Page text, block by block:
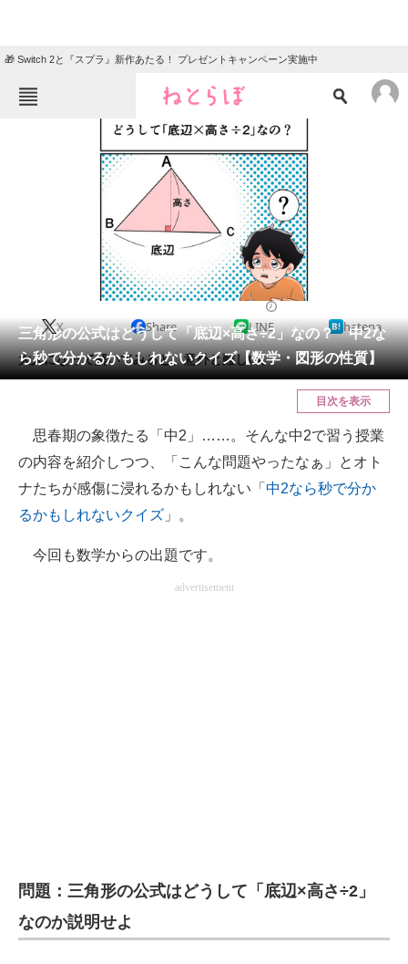
🎁 Switch 2と『スプラ』新作あたる！ プレゼントキャンペーン実施中
ねとらぼメニュー
ニュース
クイズ
地域
教育・育児
リサーチ
会員記事
メディア
ITの今と未来を見通す
スマホと通信の最新トレンド
進化するPCとデバイスの未来
好きが集まる 比べて選べる
製造業のIT導入・活用を支援
三角形の公式はどうして「底辺×高さ÷2」なの？ 中2な
ら秒で分かるかもしれないクイズ【数学・図形の性質】
X Share LINE hatena
大人になって解いてみると、意外と難しい。
目次を表示
思春期の象徴たる「中2」……。そんな中2で習う授業
の内容を紹介しつつ、「こんな問題やったなぁ」とオト
ナたちが感傷に浸れるかもしれない「 中2なら秒で分か
るかもしれないクイズ 」。
今回も数学からの出題です。
advertisement
問題：三角形の公式はどうして「底辺×高さ÷2」
なのか説明せよ